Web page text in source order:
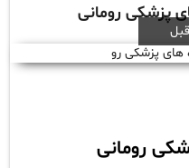
پزشکی رومانی
رومانی